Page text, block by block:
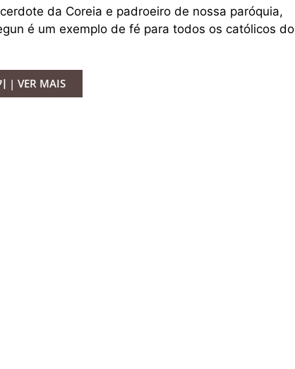
da Coreia e padroeiro de nossa paróquia,
é um exemplo de fé para todos os católicos do
| VER MAIS